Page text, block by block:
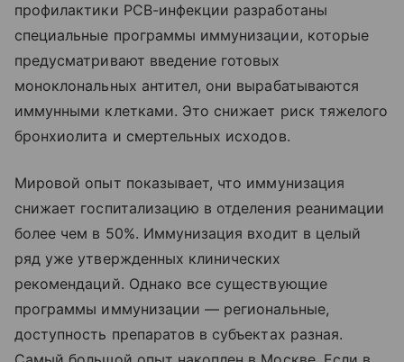
профилактики РСВ-инфекции разработаны
специальные программы иммунизации, которые
предусматривают введение готовых
моноклональных антител, они вырабатываются
иммунными клетками. Это снижает риск тяжелого
бронхиолита и смертельных исходов.
Мировой опыт показывает, что иммунизация
снижает госпитализацию в отделения реанимации
более чем в 50%. Иммунизация входит в целый
ряд уже утвержденных клинических
рекомендаций. Однако все существующие
программы иммунизации — региональные,
доступность препаратов в субъектах разная.